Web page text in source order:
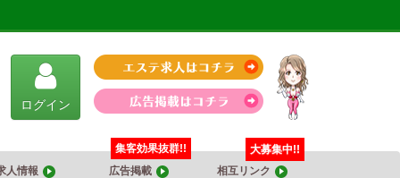
ログイン
人情報 広告掲載
集客効果抜群!!
相互リンク
大募集中!!